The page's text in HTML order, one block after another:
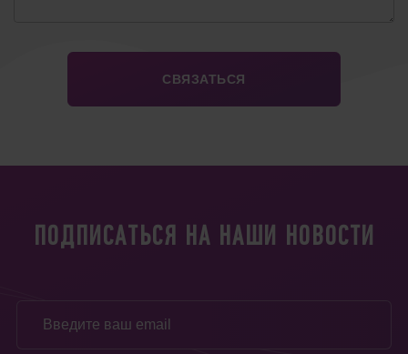
ПОДПИСАТЬСЯ НА НАШИ НОВОСТИ